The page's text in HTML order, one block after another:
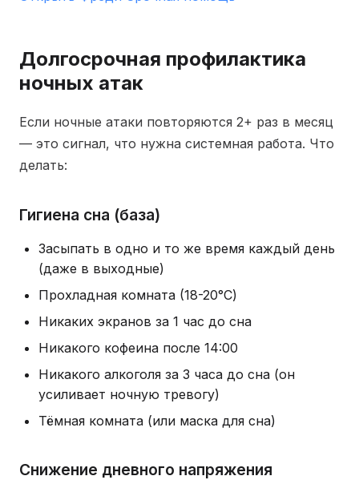
Долгосрочная профилактика
ночных атак
Если ночные атаки повторяются 2+ раз в месяц
— это сигнал, что нужна системная работа. Что
делать:
Гигиена сна (база)
Засыпать в одно и то же время каждый день
(даже в выходные)
Прохладная комната (18-20°C)
Никаких экранов за 1 час до сна
Никакого кофеина после 14:00
Никакого алкоголя за 3 часа до сна (он
усиливает ночную тревогу)
Тёмная комната (или маска для сна)
Снижение дневного напряжения